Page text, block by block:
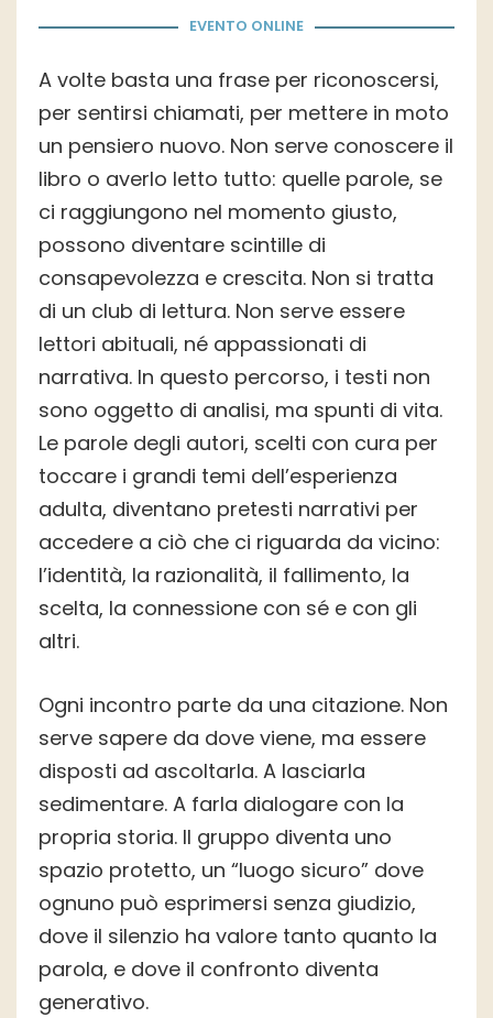
EVENTO ONLINE
A volte basta una frase per riconoscersi,
per sentirsi chiamati, per mettere in moto
un pensiero nuovo. Non serve conoscere il
libro o averlo letto tutto: quelle parole, se
ci raggiungono nel momento giusto,
possono diventare scintille di
consapevolezza e crescita. Non si tratta
di un club di lettura. Non serve essere
lettori abituali, né appassionati di
narrativa. In questo percorso, i testi non
sono oggetto di analisi, ma spunti di vita.
Le parole degli autori, scelti con cura per
toccare i grandi temi dell’esperienza
adulta, diventano pretesti narrativi per
accedere a ciò che ci riguarda da vicino:
l’identità, la razionalità, il fallimento, la
scelta, la connessione con sé e con gli
altri.
Ogni incontro parte da una citazione. Non
serve sapere da dove viene, ma essere
disposti ad ascoltarla. A lasciarla
sedimentare. A farla dialogare con la
propria storia. Il gruppo diventa uno
spazio protetto, un “luogo sicuro” dove
ognuno può esprimersi senza giudizio,
dove il silenzio ha valore tanto quanto la
parola, e dove il confronto diventa
generativo.